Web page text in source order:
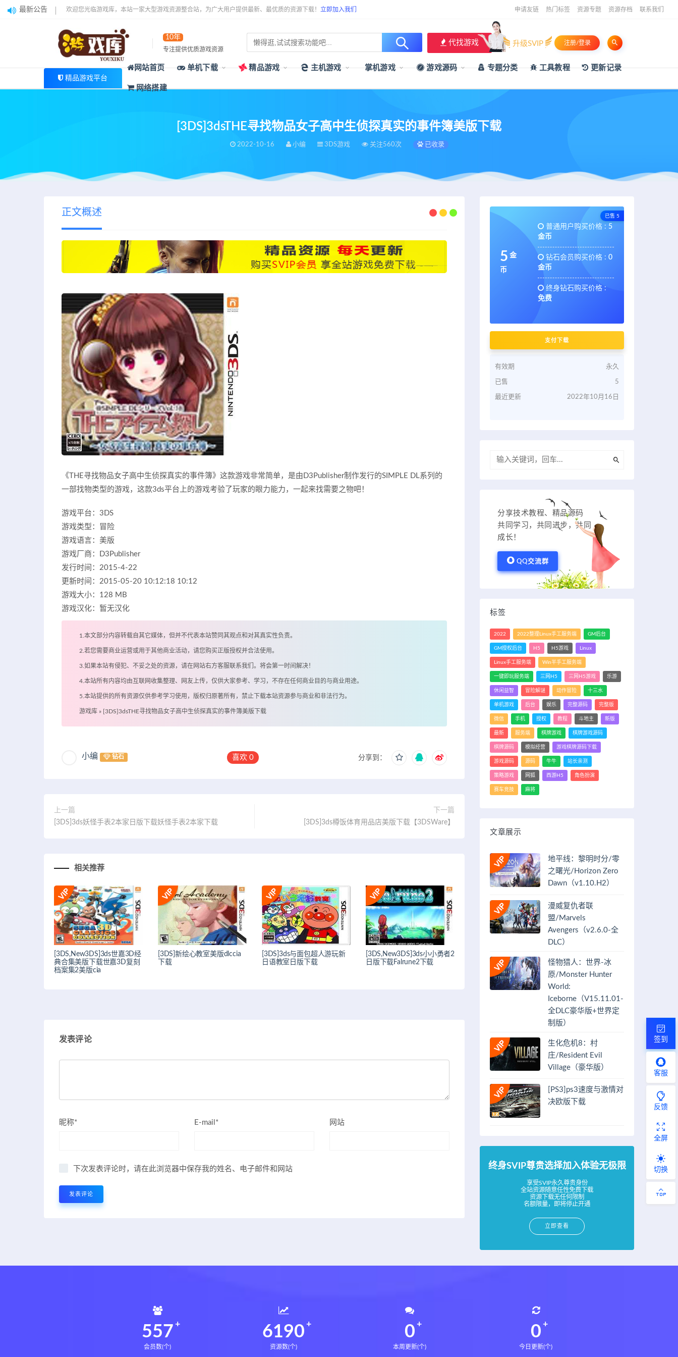
最新公告 欢迎您光临游戏库，本站一家大型游戏资源整合站，为广大用户提供最新、最优质的资源下载！ 立即加入我们 申请友链 热门标签 资源专题 资源存档 联系我们
10年
专注提供优质游戏资源
代找游戏 升级SVIP 注册/登录
精品游戏平台
网站首页 单机下载 精品游戏 主机游戏 掌机游戏 游戏源码 专题分类 工具教程 更新记录
网络搭建
[3DS]3dsTHE寻找物品女子高中生侦探真实的事件簿美版下载
2022-10-16 小编 3DS游戏 关注560次 已收录
正文概述
《THE寻找物品女子高中生侦探真实的事件簿》这款游戏非常简单，是由D3Publisher制作发行的SIMPLE DL系列的
一部找物类型的游戏，这款3ds平台上的游戏考验了玩家的眼力能力，一起来找需要之物吧！
游戏平台：3DS
游戏类型：冒险
游戏语言：美版
游戏厂商：D3Publisher
发行时间：2015-4-22
更新时间：2015-05-20 10:12:18 10:12
游戏大小：128 MB
游戏汉化：暂无汉化
1.本文部分内容转载自其它媒体，但并不代表本站赞同其观点和对其真实性负责。
2.若您需要商业运营或用于其他商业活动，请您购买正版授权并合法使用。
3.如果本站有侵犯、不妥之处的资源，请在网站右方客服联系我们。将会第一时间解决！
4.本站所有内容均由互联网收集整理、网友上传，仅供大家参考、学习，不存在任何商业目的与商业用途。
5.本站提供的所有资源仅供参考学习使用，版权归原著所有，禁止下载本站资源参与商业和非法行为。
游戏库 » [3DS]3dsTHE寻找物品女子高中生侦探真实的事件簿美版下载
小编 钻石 喜欢0 分享到：
上一篇
[3DS]3ds妖怪手表2本家日版下载妖怪手表2本家下载
下一篇
[3DS]3ds樽饭体育用品店美版下载【3DSWare】
相关推荐
[3DS,New3DS]3ds世嘉3D经
典合集美版下载世嘉3D复刻
档案集2美版cia
[3DS]新绘心教室美版dlccia
下载
[3DS]3ds与面包超人游玩新
日语教室日版下载
[3DS,New3DS]3ds小小勇者2
日版下载Falrune2下载
发表评论
昵称* E-mail* 网站
下次发表评论时，请在此浏览器中保存我的姓名、电子邮件和网站
已售 5
5 金
币
普通用户购买价格 : 5
金币
钻石会员购买价格 : 0
金币
终身钻石购买价格 :
免费
支付下载
有效期 永久
已售 5
最近更新 2022年10月16日
分享技术教程、精品源码
共同学习，共同进步，共同
成长！
QQ交流群
标签
2022 2022整理Linux手工服务端 GM后台
GM授权后台 H5 H5游戏 Linux
Linux手工服务端 Win半手工服务端
一键即玩服务端 三网H5 三网H5游戏 乐游
休闲益智 冒险解谜 动作冒险 十三水
单机游戏 后台 娱乐 完整源码 完整版
微信 手机 授权 教程 斗地主 新版
最新 服务端 棋牌游戏 棋牌游戏源码
棋牌源码 模拟经营 游戏棋牌源码下载
游戏源码 源码 牛牛 站长亲测
策略游戏 网狐 西游H5 角色扮演
赛车竞技 麻将
文章展示
地平线：黎明时分/零
之曙光/Horizon Zero
Dawn（v1.10.H2）
漫威复仇者联
盟/Marvels
Avengers（v2.6.0-全
DLC）
怪物猎人：世界-冰
原/Monster Hunter
World:
Iceborne（V15.11.01-
全DLC豪华版+世界定
制版）
生化危机8：村
庄/Resident Evil
Village（豪华版）
[PS3]ps3速度与激情对
决欧版下载
终身SVIP尊贵选择加入体验无极限
享受SVIP永久尊贵身份
全站资源随意任性免费下载
资源下载无任何限制
名额限量，即将停止开通
立即查看
560
会员数(个)
6233
资源数(个)
0
本周更新(个)
0
今日更新(个)
签到
客服
反馈
全屏
切换